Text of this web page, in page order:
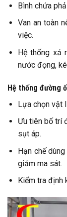
Bình chứa
Van an toàn
việc.
Hệ thống xả
nước đọng,
Hệ thống đường
Lựa chọn vật
Ưu tiên bố trí
sụt áp.
Hạn chế
giảm ma sát.
Kiểm tra định